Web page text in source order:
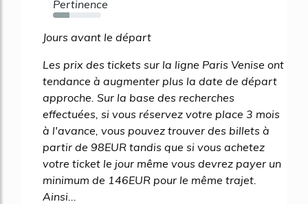
Pertinence
34%
Jours avant le départ
Les prix des tickets sur la ligne Paris Venise ont
tendance à augmenter plus la date de départ
approche. Sur la base des recherches
effectuées, si vous réservez votre place 3 mois
à l'avance, vous pouvez trouver des billets à
partir de 98EUR tandis que si vous achetez
votre ticket le jour même vous devrez payer un
minimum de 146EUR pour le même trajet.
Ainsi...